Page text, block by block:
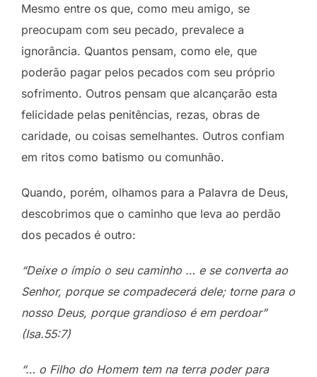
Mesmo entre os que, como meu amigo, se
preocupam com seu pecado, prevalece a
ignorância. Quantos pensam, como ele, que
poderão pagar pelos pecados com seu próprio
sofrimento. Outros pensam que alcançarão esta
felicidade pelas penitências, rezas, obras de
caridade, ou coisas semelhantes. Outros confiam
em ritos como batismo ou comunhão.
Quando, porém, olhamos para a Palavra de Deus,
descobrimos que o caminho que leva ao perdão
dos pecados é outro:
“Deixe o ímpio o seu caminho … e se converta ao
Senhor, porque se compadecerá dele; torne para o
nosso Deus, porque grandioso é em perdoar”
(Isa.55:7)
“… o Filho do Homem tem na terra poder para